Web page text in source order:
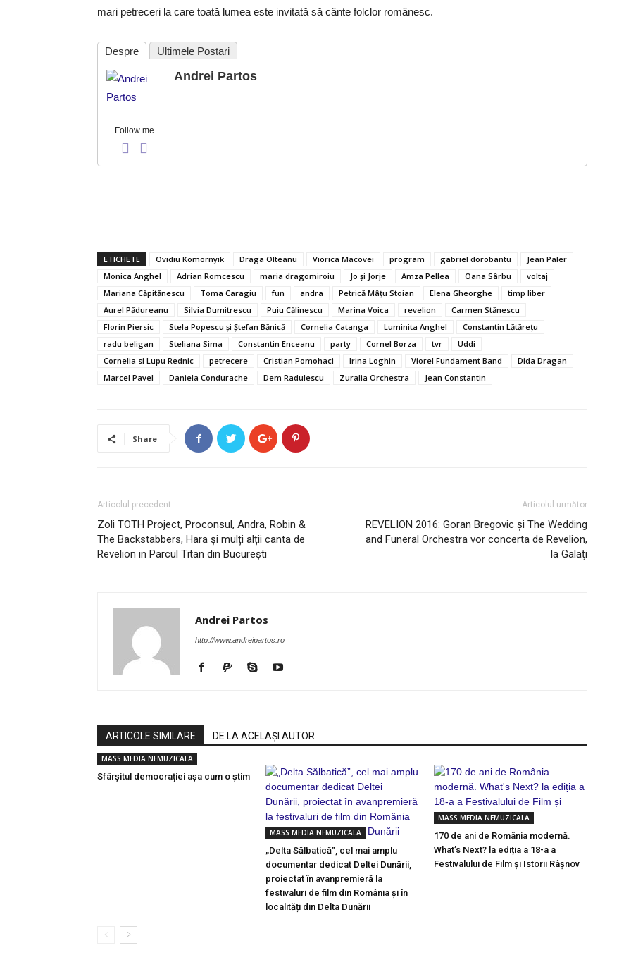
mari petreceri la care toată lumea este invitată să cânte folclor românesc.
Despre Ultimele Postari
Follow me
Andrei Partos
ETICHETE Ovidiu Komornyik Draga Olteanu Viorica Macovei program gabriel dorobantu
Jean Paler
Monica Anghel
Adrian Romcescu maria dragomiroiu Jo şi Jorje Amza Pellea Oana Sârbu
voltaj
Mariana Căpitănescu
Toma Caragiu fun andra Petrică Mâţu Stoian Elena Gheorghe
timp liber
Aurel Pădureanu
Silvia Dumitrescu Puiu Călinescu Marina Voica revelion
Carmen Stănescu
Florin Piersic
Stela Popescu şi Ştefan Bănică Cornelia Catanga Luminita Anghel
Constantin Lătăreţu
radu beligan
Steliana Sima Constantin Enceanu party Cornel Borza tvr
Uddi
Cornelia si Lupu Rednic
petrecere Cristian Pomohaci Irina Loghin Viorel Fundament Band
Dida Dragan
Marcel Pavel
Daniela Condurache Dem Radulescu Zuralia Orchestra Jean Constantin
Share
Articolul precedent
Zoli TOTH Project, Proconsul, Andra, Robin &
The Backstabbers, Hara și mulți alții canta de
Revelion in Parcul Titan din București
Articolul următor
REVELION 2016: Goran Bregovic şi The Wedding
and Funeral Orchestra vor concerta de Revelion,
la Galaţi
Andrei Partos
http://www.andreipartos.ro
ARTICOLE SIMILARE DE LA ACELAȘI AUTOR
MASS MEDIA NEMUZICALA
Sfârșitul democrației așa cum o știm
MASS MEDIA NEMUZICALA
„Delta Sălbatică”, cel mai amplu
documentar dedicat Deltei Dunării,
proiectat în avanpremieră la
festivaluri de film din România și în
localități din Delta Dunării
MASS MEDIA NEMUZICALA
170 de ani de România modernă.
What’s Next? la ediția a 18-a a
Festivalului de Film și Istorii Râșnov